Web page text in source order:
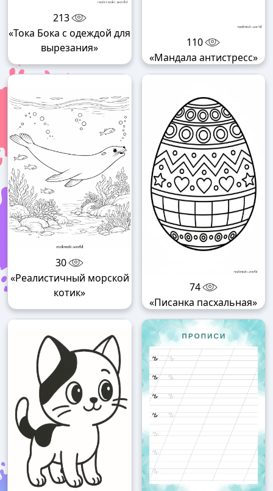
213
«Тока Бока с одеждой для
вырезания»
110
«Мандала антистресс»
30
«Реалистичный морской
котик»
74
«Писанка пасхальная»